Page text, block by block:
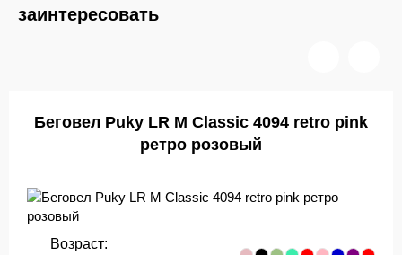
заинтересовать
Беговел Puky LR M Classic 4094 retro pink
ретро розовый
Возраст: